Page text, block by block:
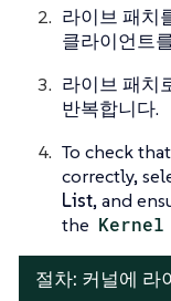
라이브 패치
클라이언트
라이브 패치
반복합니다.
To check
correctly,
List, and
the Kernel
절차: 커널에 라